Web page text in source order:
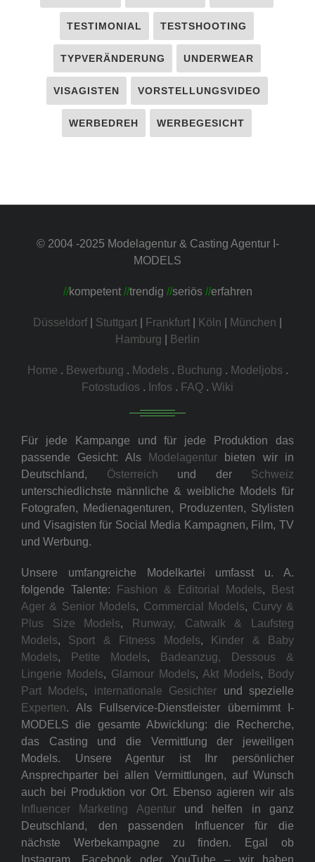
TESTIMONIAL TESTSHOOTING
TYPVERÄNDERUNG UNDERWEAR
VISAGISTEN VORSTELLUNGSVIDEO
WERBEDREH WERBEGESICHT
© 2004 -2025 Modelagentur & Casting Agentur I-
MODELS
//kompetent //trendig //seriös //erfahren
Düsseldorf| Stuttgart Frankfurt Köln München
Hamburg
Berlin
Home . Bewerbung . Models . Buchung . Modeljobs .
Fotostudios . Infos . FAQ . Wiki
Für jede Kampange und für jede Produktion das
passende Gesicht: Als
Modelagentur bieten wir in
Deutschland, Österreich und der Schweiz
unterschiedlichste männliche & weibliche Models für
Fotografen, Medienagenturen, Produzenten, Stylisten
und Visagisten für Social Media Kampagnen, Film, TV
und Werbung.
Unsere umfangreiche Modelkartei umfasst u. A.
folgende Talente:
Fashion & Editorial Models,
Best
Ager & Senior Models, Commercial Models, Curvy &
Plus Size Models,
Runway, Catwalk & Laufsteg
Models, Sport & Fitness Models,
Kinder & Baby
Models, Petite Models,
Badeanzug, Dessous &
Lingerie Models, Glamour Models, Akt Models,
Body
Part Models, internationale Gesichter und spezielle
Experten. Als Fullservice-Dienstleister übernimmt I-
MODELS die gesamte Abwicklung: die Recherche,
das Casting und die Vermittlung der jeweiligen
Models. Unsere Agentur ist Ihr persönlicher
Ansprechparter bei allen Vermittlungen, auf Wunsch
auch bei Produktion vor Ort. Ebenso agieren wir als
Influencer Marketing Agenturund helfen in ganz
Deutschland, den passenden Influencer für die
nächste Werbekampagne zu finden. Egal ob
Instagram, Facebook oder YouTube – wir haben